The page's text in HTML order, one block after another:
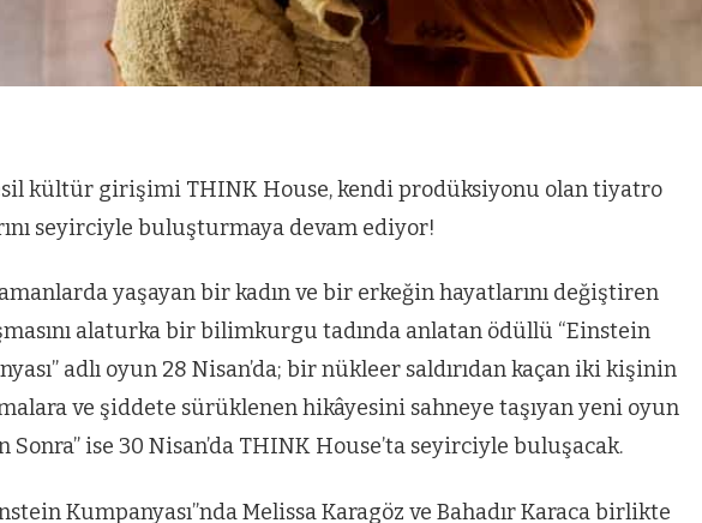
kültür girişimi THINK House, kendi prodüksiyonu olan tiyatro
seyirciyle buluşturmaya devam ediyor!
yaşayan bir kadın ve bir erkeğin hayatlarını değiştiren
alaturka bir bilimkurgu tadında anlatan ödüllü “Einstein
adlı oyun 28 Nisan’da; bir nükleer saldırıdan kaçan iki kişinin
ve şiddete sürüklenen hikâyesini sahneye taşıyan yeni oyun
Sonra” ise 30 Nisan’da THINK House’ta seyirciyle buluşacak.
Kumpanyası”nda Melissa Karagöz ve Bahadır Karaca birlikte